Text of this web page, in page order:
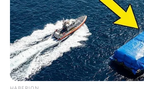
Raphaëlle tente de raisonner Karim mais il
Victor est triste, il dit qu’elle va
comme la petite.Victor dit à
s’occuper de lui trouver un